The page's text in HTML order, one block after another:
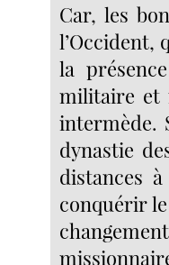
Car, les
l’Occident,
la
militaire et
intermède.
dynastie
distances
conquérir